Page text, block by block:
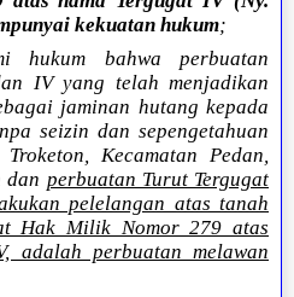
kekuatan hukum;
hukum bahwa perbuatan
IV yang telah menjadikan
jaminan hutang kepada
seizin dan sepengetahuan
Kecamatan Pedan,
dan perbuatan Turut Tergugat
pelelangan atas tanah
Hak Milik Nomor 279 atas
adalah perbuatan melawan